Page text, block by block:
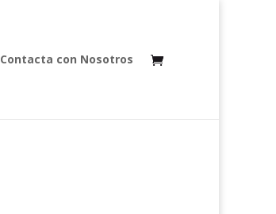
Contacta con Nosotros